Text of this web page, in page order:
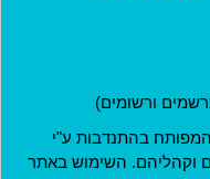
ורשומים)
בהתנדבות ע"י
וקהליהם. השימוש באתר